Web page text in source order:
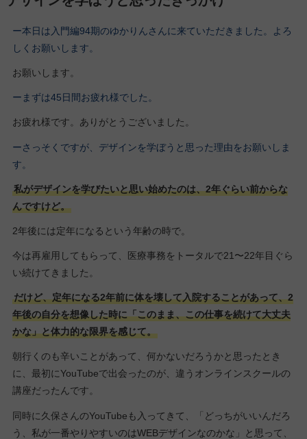
ー本日は入門編94期のゆかりんさんに来ていただきました。よろ
しくお願いします。
お願いします。
ーまずは45日間お疲れ様でした。
お疲れ様です。ありがとうございました。
ーさっそくですが、デザインを学ぼうと思った理由をお願いしま
す。
私がデザインを学びたいと思い始めたのは、2年ぐらい前からな
んですけど。
2年後には定年になるという年齢の時で。
今は再雇用してもらって、医療事務をトータルで21〜22年目ぐら
い続けてきました。
だけど、定年になる2年前に体を壊して入院することがあって、2
年後の自分を想像した時に「このまま、この仕事を続けて大丈夫
かな」と体力的な限界を感じて。
朝行くのも辛いことがあって、何かないだろうかと思ったとき
に、最初にYouTubeで出会ったのが、違うオンラインスクールの
講座だったんです。
同時に久保さんのYouTubeも入ってきて、「どっちがいいんだろ
う、私が一番やりやすいのはWEBデザインなのかな」と思って、